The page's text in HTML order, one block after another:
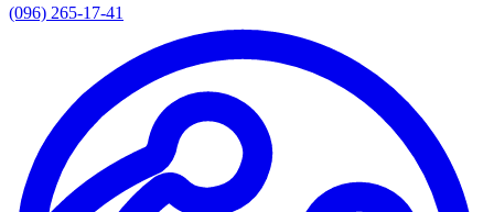
(096) 265-17-41